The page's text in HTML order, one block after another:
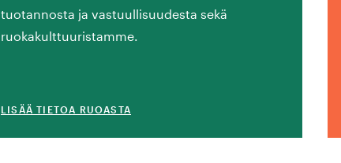
tuotannosta ja vastuullisuudesta sekä
ruokakulttuuristamme.
LISÄÄ TIETOA RUOASTA